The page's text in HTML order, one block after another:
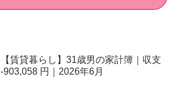
【賃貸暮らし】31歳男の家計簿｜収支
-903,058 円｜2026年6月